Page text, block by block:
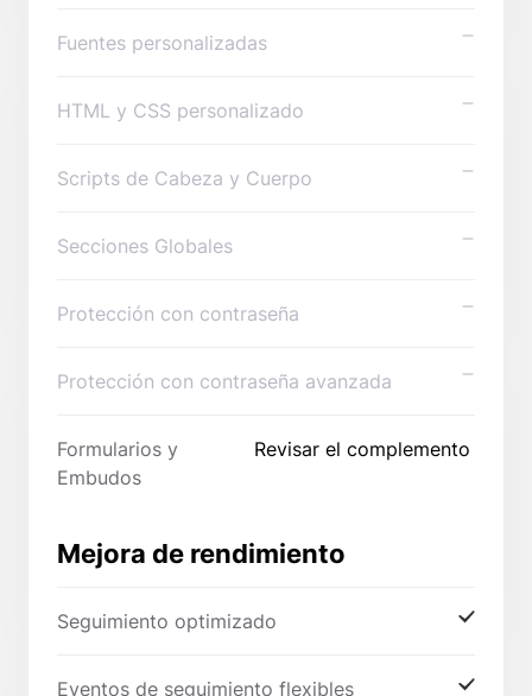
Fuentes personalizadas
HTML y CSS personalizado
Scripts de Cabeza y Cuerpo
Secciones Globales
Protección con contraseña
Protección con contraseña avanzada
Formularios y
Embudos
Revisar el complemento
Mejora de rendimiento
Seguimiento optimizado
Eventos de seguimiento flexibles